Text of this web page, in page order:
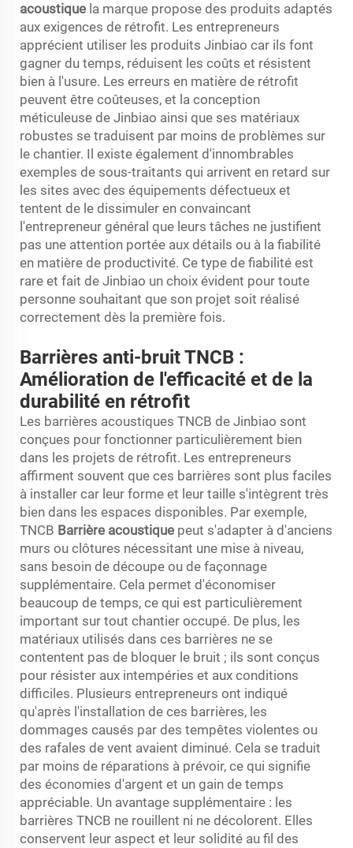
acoustique la marque propose des produits adaptés
aux exigences de rétrofit. Les entrepreneurs
apprécient utiliser les produits Jinbiao car ils font
gagner du temps, réduisent les coûts et résistent
bien à l'usure. Les erreurs en matière de rétrofit
peuvent être coûteuses, et la conception
méticuleuse de Jinbiao ainsi que ses matériaux
robustes se traduisent par moins de problèmes sur
le chantier. Il existe également d'innombrables
exemples de sous-traitants qui arrivent en retard sur
les sites avec des équipements défectueux et
tentent de le dissimuler en convaincant
l'entrepreneur général que leurs tâches ne justifient
pas une attention portée aux détails ou à la fiabilité
en matière de productivité. Ce type de fiabilité est
rare et fait de Jinbiao un choix évident pour toute
personne souhaitant que son projet soit réalisé
correctement dès la première fois.
Barrières anti-bruit TNCB :
Amélioration de l'efficacité et de la
durabilité en rétrofit
Les barrières acoustiques TNCB de Jinbiao sont
conçues pour fonctionner particulièrement bien
dans les projets de rétrofit. Les entrepreneurs
affirment souvent que ces barrières sont plus faciles
à installer car leur forme et leur taille s'intègrent très
bien dans les espaces disponibles. Par exemple,
TNCB Barrière acoustique peut s'adapter à d'anciens
murs ou clôtures nécessitant une mise à niveau,
sans besoin de découpe ou de façonnage
supplémentaire. Cela permet d'économiser
beaucoup de temps, ce qui est particulièrement
important sur tout chantier occupé. De plus, les
matériaux utilisés dans ces barrières ne se
contentent pas de bloquer le bruit ; ils sont conçus
pour résister aux intempéries et aux conditions
difficiles. Plusieurs entrepreneurs ont indiqué
qu'après l'installation de ces barrières, les
dommages causés par des tempêtes violentes ou
des rafales de vent avaient diminué. Cela se traduit
par moins de réparations à prévoir, ce qui signifie
des économies d'argent et un gain de temps
appréciable. Un avantage supplémentaire : les
barrières TNCB ne rouillent ni ne décolorent. Elles
conservent leur aspect et leur solidité au fil des